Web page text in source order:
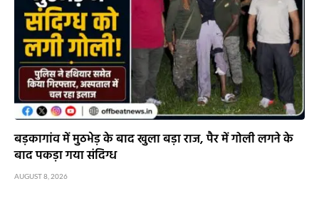
बड़कागांव में मुठभेड़ के बाद खुला बड़ा राज, पैर में गोली लगने के
बाद पकड़ा गया संदिग्ध
AUGUST 8, 2026